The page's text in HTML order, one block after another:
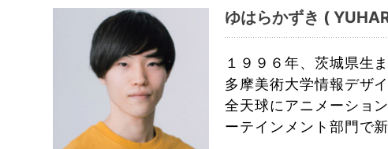
ゆはらかずき (
１９９６年、茨城県生ま
多摩美術大学情報デザ
全天球にアニメーショ
ーテインメント部門で